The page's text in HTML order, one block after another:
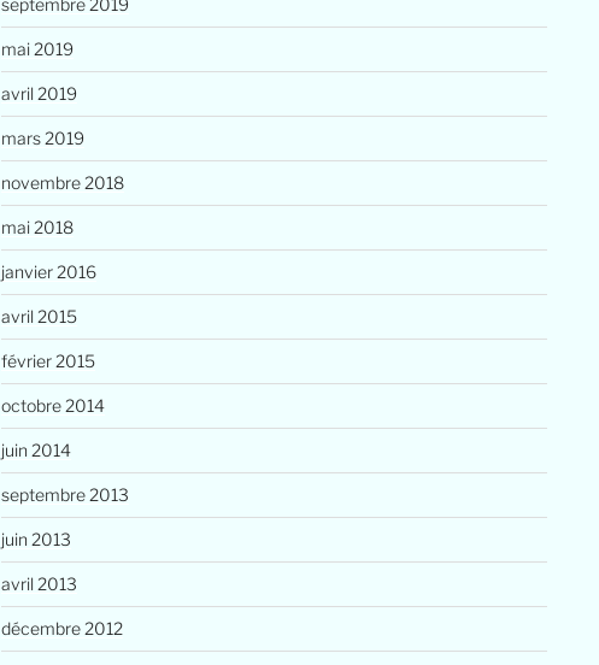
mai 2019
avril 2019
mars 2019
novembre 2018
mai 2018
janvier 2016
avril 2015
février 2015
octobre 2014
juin 2014
septembre 2013
juin 2013
avril 2013
décembre 2012